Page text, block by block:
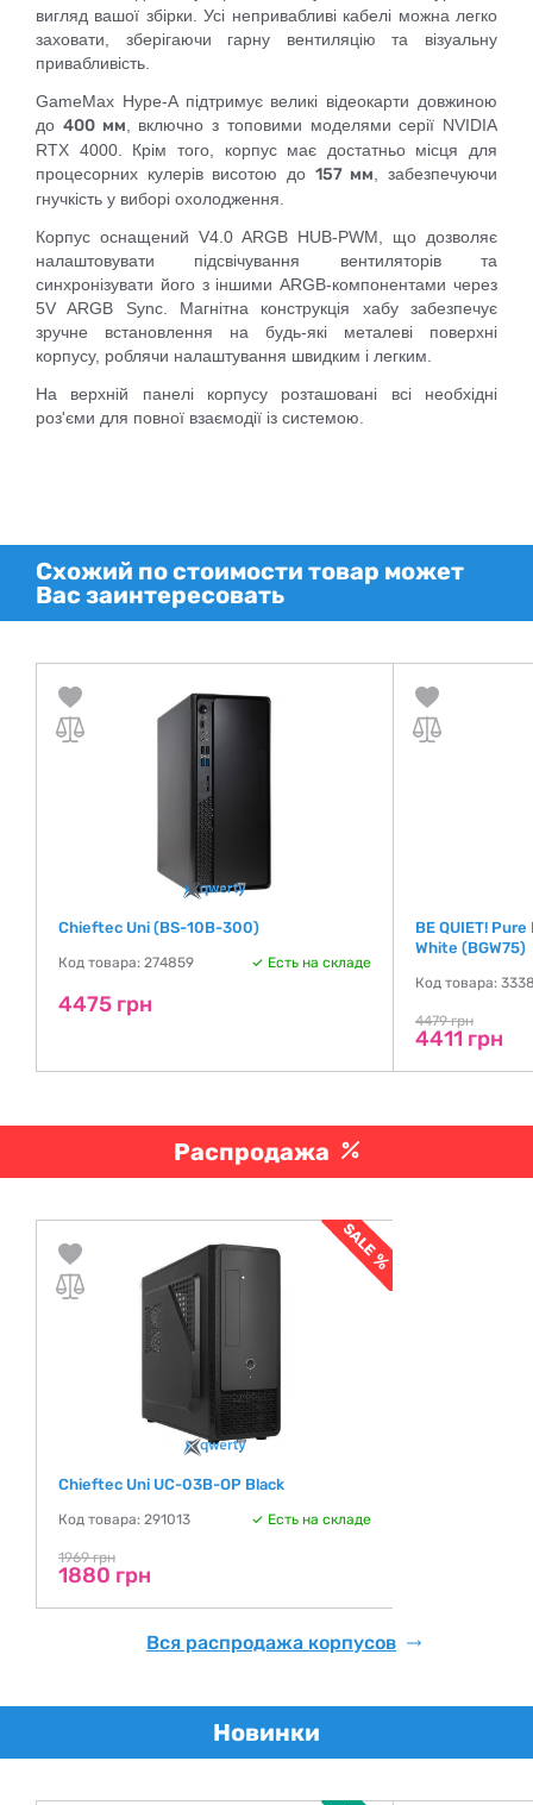
вигляд вашої збірки. Усі непривабливі кабелі можна легко
заховати, зберігаючи гарну вентиляцію та візуальну
привабливість.
GameMax Hype-A підтримує великі відеокарти довжиною
до 400 мм , включно з топовими моделями серії NVIDIA
RTX 4000. Крім того, корпус має достатньо місця для
процесорних кулерів висотою до 157 мм , забезпечуючи
гнучкість у виборі охолодження.
Корпус оснащений V4.0 ARGB HUB-PWM, що дозволяє
налаштовувати підсвічування вентиляторів та
синхронізувати його з іншими ARGB-компонентами через
5V ARGB Sync. Магнітна конструкція хабу забезпечує
зручне встановлення на будь-які металеві поверхні
корпусу, роблячи налаштування швидким і легким.
На верхній панелі корпусу розташовані всі необхідні
роз'єми для повної взаємодії із системою.
Схожий по стоимости товар может
Вас заинтересовать
Chieftec Uni (BS-10B-300)
Код товара: 274859 Есть на складе
4475 грн
BE QUIET!
White (BGW75)
Код товара:
4479 грн
4411 грн
Распродажа
Chieftec Uni UC-03B-OP Black
Код товара: 291013 Есть на складе
1969 грн
1880 грн
Вся распродажа корпусов
Новинки